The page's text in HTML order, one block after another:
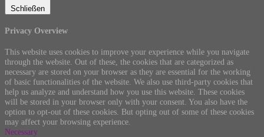
Schließen
Privacy Overview
This website uses cookies to improve your experience while you navigate
through the website. Out of these, the cookies that are categorized as
necessary are stored on your browser as they are essential for the working
of basic functionalities of the website. We also use third-party cookies that
help us analyze and understand how you use this website. These cookies
will be stored in your browser only with your consent. You also have the
option to opt-out of these cookies. But opting out of some of these cookies
may affect your browsing experience.
Necessary